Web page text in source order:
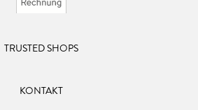
TRUSTED SHOPS
KONTAKT